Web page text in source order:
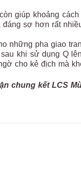
giúp khoảng
đáng sợ hơn rất
những pha giao
khi sử dụng Q
cho kẻ địch mà
chung kết LCS